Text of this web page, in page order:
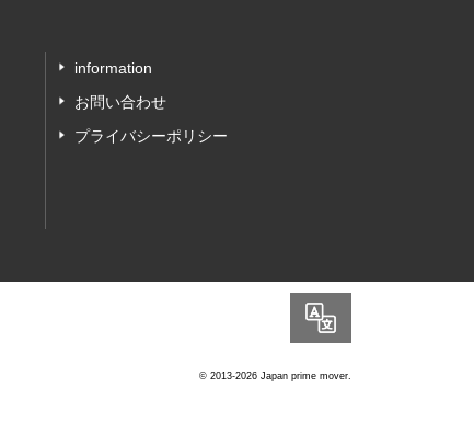
information
お問い合わせ
プライバシーポリシー
© 2013-2026 Japan prime mover.